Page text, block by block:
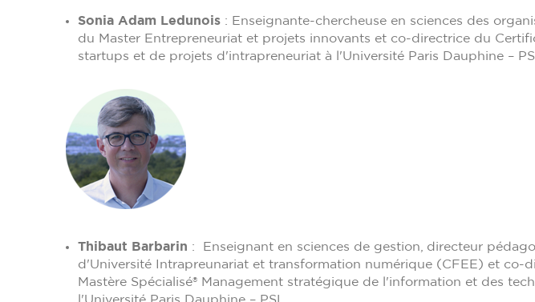
Sonia Adam Ledunois : Enseignante-chercheuse en sciences des
du Master Entrepreneuriat et projets innovants et co-directrice du
startups et de projets d'intrapreneuriat à l'Université Paris Dauphine –
Thibaut Barbarin : Enseignant en sciences de gestion, directeur
d'Université Intrapreunariat et transformation numérique (CFEE) et co-
Mastère Spécialisé® Management stratégique de l'information et des
l'Université Paris Dauphine – PSL